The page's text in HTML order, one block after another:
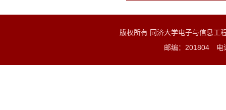
版权所有 同济大学电子与信息
邮编：201804